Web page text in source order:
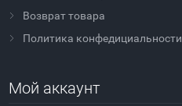
Возврат товара
Политика конфедициальности
Мой аккаунт